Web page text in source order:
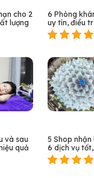
cho 2
lượng
6 Phòng
uy tín, điều
và sau
quả
5 Shop
6 dịch vụ